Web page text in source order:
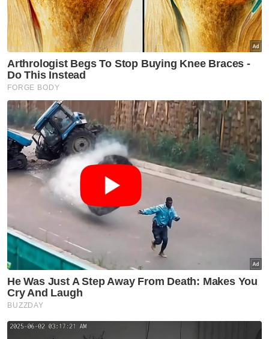
Tegasnya, mereka yang terlibat dalam
jenayah itu disifatkan sebagai individu tamak
yang secara tidak langsung menurunkan
bilangan hidupan liar itu di hutan.
"Kita akan meneruskan penguatkuasaan
membanteras sebarang bentuk jenayah
hidupan liar dan mempertahankan spesies
hidupan liar di Malaysia.
"Mana-mana individu atau pihak yang
menjalankan aktiviti pemburuan haram
spesies ini atau jenayah hidupan liar lain agar
menghentikan serta-merta aktiviti terbabit,"
katanya.
Katanya, orang ramai boleh melaporkan